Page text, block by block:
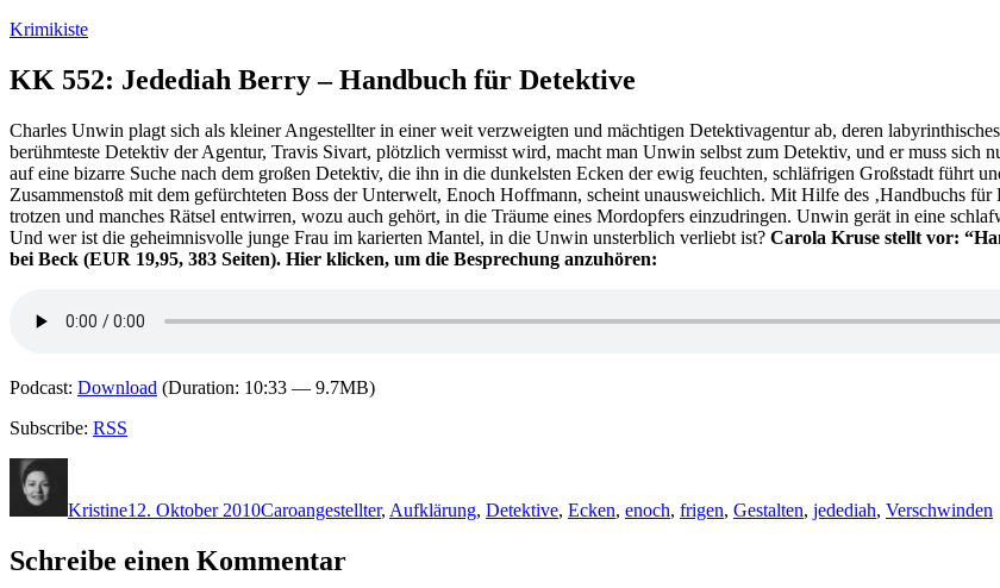
Zum
springen
Krimikiste
KK 552: Jedediah Berry – Handbuch für Detektive
Charles Unwin plagt sich als kleiner Angestellter in einer weit verzweigten und mächtigen Detektivagentur ab, deren
berühmteste Detektiv der Agentur, Travis Sivart, plötzlich vermisst wird, macht man Unwin selbst zum Detektiv, und er muss
auf eine bizarre Suche nach dem großen Detektiv, die ihn in die dunkelsten Ecken der ewig feuchten, schläfrigen Großstadt führt
Zusammenstoß mit dem gefürchteten Boss der Unterwelt, Enoch Hoffmann, scheint unausweichlich. Mit Hilfe des ‚Handbuchs
trotzen und manches Rätsel entwirren, wozu auch gehört, in die Träume eines Mordopfers einzudringen. Unwin gerät in eine
Und wer ist die geheimnisvolle junge Frau im karierten Mantel, in die Unwin unsterblich verliebt ist? Carola Kruse stellt vor:
bei Beck (EUR 19,95, 383 Seiten). Hier klicken, um die Besprechung anzuhören:
Podcast: Download (Duration: 10:33 — 9.7MB)
Subscribe: RSS
Kristine12. Oktober 2010Caroangestellter, Aufklärung, Detektive, Ecken, enoch, frigen, Gestalten, jedediah, Verschwinden
Schreibe einen Kommentar